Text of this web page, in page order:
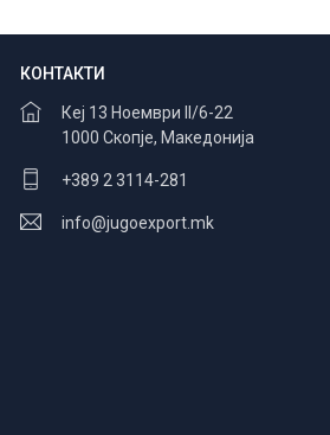
плаќање
заштита
КОНТАКТИ
Кеј 13 Ноември II/6-22
1000 Скопје, Македонија
+389 2 3114-281
info@jugoexport.mk